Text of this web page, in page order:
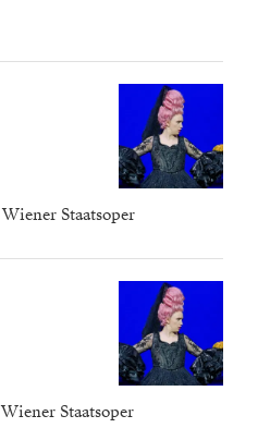
Wiener Staatsoper
Wiener Staatsoper